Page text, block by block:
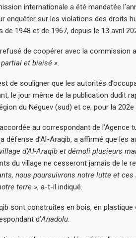
internationale a été mandatée
enquêter sur les violations des droits
de 1948 et de 1967, depuis le 13 avril
de coopérer avec la commission
partial et biaisé ».
de souligner que les autorités
le jour même de la publication dudit
du Néguev (sud) et ce, pour la
au correspondant de l’Agence
défense d’Al-Araqib, a affirmé que les
d’Al-Araqib et démoli plusieurs
du village ne cesseront jamais de le
nous poursuivrons notre lutte et ces
terre », a-t-il indiqué.
sont construites en bois, en
d’Anadolu.